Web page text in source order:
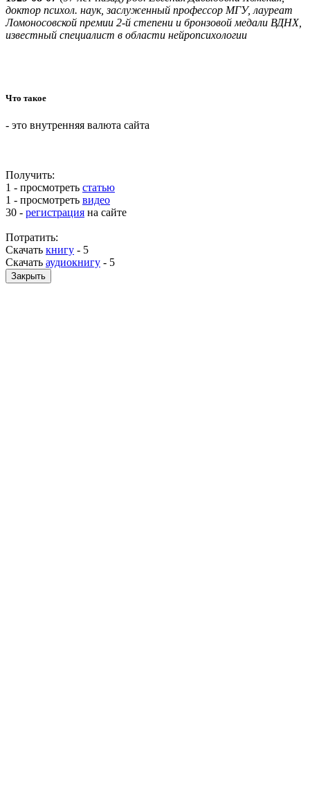
доктор психол. наук, заслуженный профессор МГУ, лауреат
Ломоносовской премии 2-й степени и бронзовой медали ВДНХ,
известный специалист в области нейропсихологии
Что такое
- это внутренняя валюта сайта
Получить:
1 - просмотреть статью
1 - просмотреть видео
30 - регистрация на сайте
Потратить:
Скачать книгу - 5
Скачать аудиокнигу - 5
Закрыть